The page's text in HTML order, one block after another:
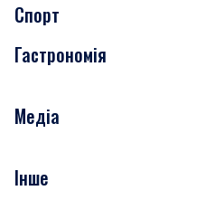
Завтра
Субота
Медицина
Краса
Спорт
Гастрономія
Рецепти
Медіа
Фото
Інше